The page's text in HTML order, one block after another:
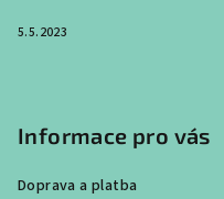
5.5.2023
Informace pro vás
Doprava a platba